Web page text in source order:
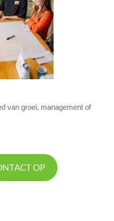
van groei, management of
OP